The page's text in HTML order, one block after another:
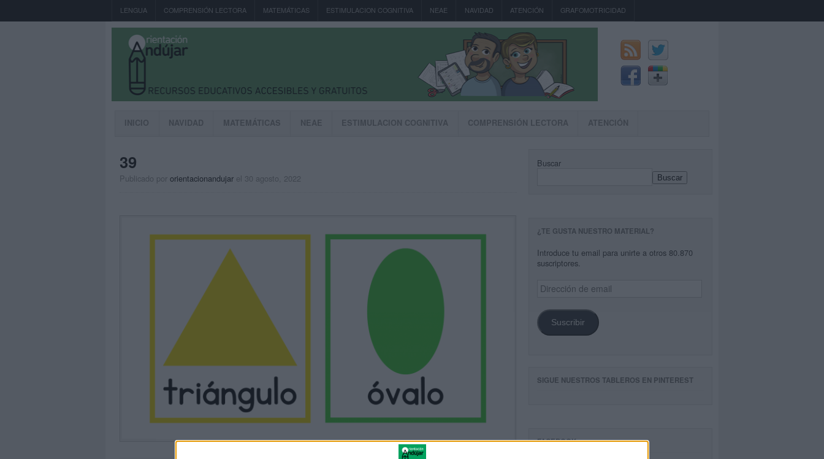
LENGUA COMPRENSIÓN LECTORA MATEMÁTICAS ESTIMULACION COGNITIVA NEAE NAVIDAD ATENCIÓN GRAFOMOTRICIDAD
INICIO NAVIDAD MATEMÁTICAS NEAE ESTIMULACION COGNITIVA COMPRENSIÓN LECTORA ATENCIÓN
39
Publicado por orientacionandujar el 30 agosto, 2022
Buscar
Buscar
¿TE GUSTA NUESTRO MATERIAL?
Introduce tu email para unirte a otros 80.870
suscriptores.
Dirección
de
Suscribir
SIGUE NUESTROS TABLEROS EN PINTEREST
FACEBOOK